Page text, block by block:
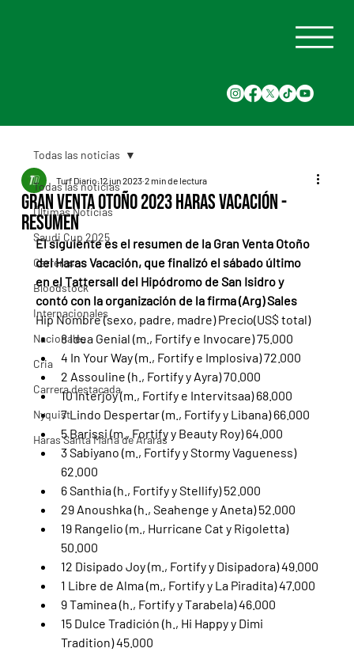
Todas las noticias
Últimas Noticias
Saudi Cup 2025
Carreras
Bloodstock
Internacionales
Nacionales
Cria
Carrera destacada
Nyquist
Haras Santa Maria de Araras
Todas las noticias
Gran Venta Otoño 2023 Haras Vacación -
Resumen
Turf Diario 12 jun 2023 2 min de lectura
El siguiente es el resumen de la Gran Venta Otoño
del Haras Vacación, que finalizó el sábado último
en el Tattersall del Hipódromo de San Isidro y
contó con la organización de la firma (Arg) Sales
Hip Nombre (sexo, padre, madre) Precio(US$ total)
8 Idea Genial (m., Fortify e Invocare) 75.000
4 In Your Way (m., Fortify e Implosiva) 72.000
2 Assouline (h., Fortify y Ayra) 70.000
10 Interjoy (m., Fortify e Intervitsaa) 68.000
7 Lindo Despertar (m., Fortify y Libana) 66.000
5 Barissi (m., Fortify y Beauty Roy) 64.000
3 Sabiyano (m., Fortify y Stormy Vagueness)
62.000
6 Santhia (h., Fortify y Stellify) 52.000
29 Anoushka (h., Seahenge y Aneta) 52.000
19 Rangelio (m., Hurricane Cat y Rigoletta)
50.000
12 Disipado Joy (m., Fortify y Disipadora) 49.000
1 Libre de Alma (m., Fortify y La Piradita) 47.000
9 Taminea (h., Fortify y Tarabela) 46.000
15 Dulce Tradición (h., Hi Happy y Dimi
Tradition) 45.000